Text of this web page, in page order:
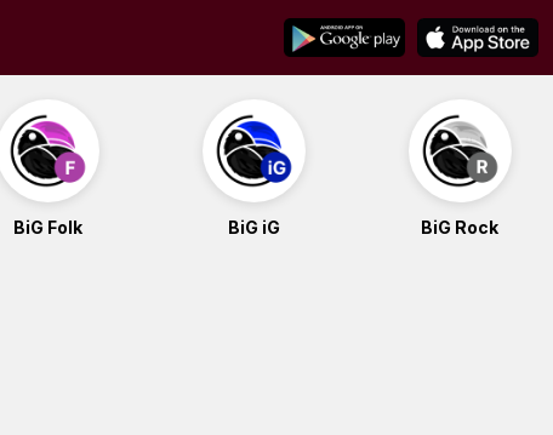
BiG Folk BiG iG BiG Rock